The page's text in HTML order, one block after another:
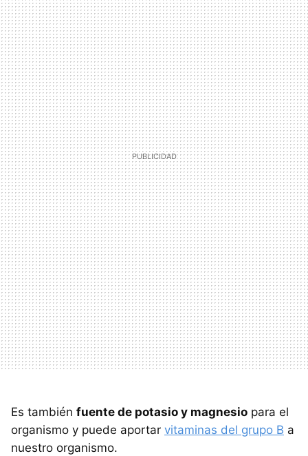
Es también fuente de potasio y magnesio para el
organismo y puede aportar vitaminas del grupo B a
nuestro organismo.